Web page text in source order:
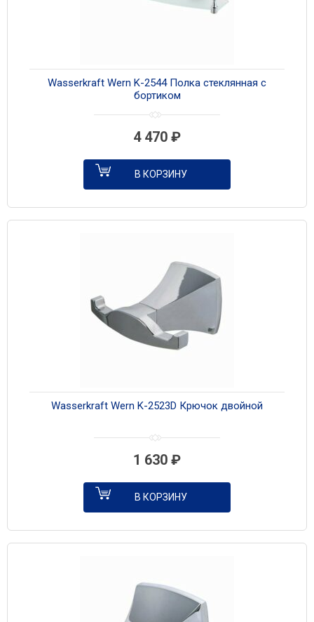
Wasserkraft Wern K-2544 Полка стеклянная с
бортиком
4 470 ₽
В КОРЗИНУ
Wasserkraft Wern K-2523D Крючок двойной
1 630 ₽
В КОРЗИНУ